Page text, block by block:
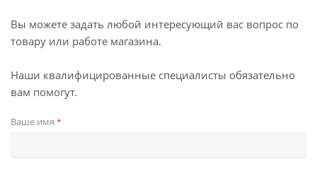
Вы можете задать любой интересующий вас вопрос по
товару или работе магазина.
Наши квалифицированные специалисты обязательно
вам помогут.
Ваше имя *